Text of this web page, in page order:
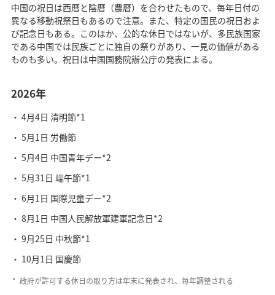
中国の祝日は西暦と陰暦（農暦）を合わせたもので、毎年日付の
異なる移動祝祭日もあるので注意。また、特定の国民の祝日およ
び記念日もある。このほか、公的な休日ではないが、多民族国家
である中国では民族ごとに独自の祭りがあり、一見の価値がある
ものも多い。祝日は中国国務院辦公庁の発表による。
2026年
4月4日 清明節*1
5月1日 労働節
5月4日 中国青年デー*2
5月31日 端午節*1
6月1日 国際児童デー*2
8月1日 中国人民解放軍建軍記念日*2
9月25日 中秋節*1
10月1日 国慶節
政府が許可する休日の取り方は年末に発表され、毎年調整される